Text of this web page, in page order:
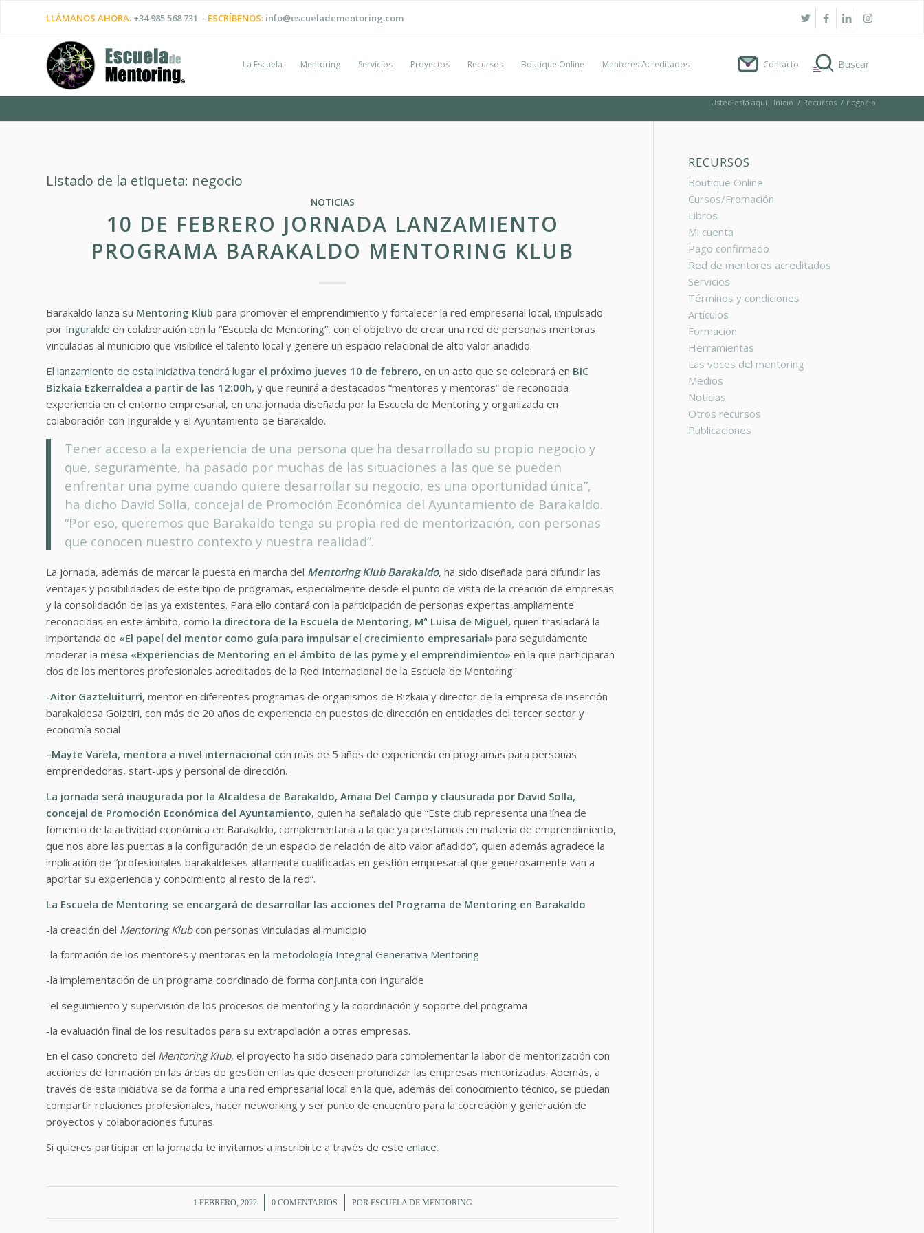
LLÁMANOS AHORA: +34 985 568 731 - ESCRÍBENOS: info@escueladementoring.com
La Escuela Mentoring Servicios Proyectos Recursos Boutique Online Mentores Acreditados Contacto
Usted está aquí: Inicio / Recursos / negocio
Listado de la etiqueta: negocio
NOTICIAS
10 DE FEBRERO JORNADA LANZAMIENTO
PROGRAMA BARAKALDO MENTORING KLUB
Barakaldo lanza su Mentoring Klub para promover el emprendimiento y fortalecer la red empresarial local, impulsado
por Inguralde en colaboración con la “Escuela de Mentoring”, con el objetivo de crear una red de personas mentoras
vinculadas al municipio que visibilice el talento local y genere un espacio relacional de alto valor añadido.
El lanzamiento de esta iniciativa tendrá lugar el próximo jueves 10 de febrero, en un acto que se celebrará en BIC
Bizkaia Ezkerraldea a partir de las 12:00h, y que reunirá a destacados “mentores y mentoras” de reconocida
experiencia en el entorno empresarial, en una jornada diseñada por la Escuela de Mentoring y organizada en
colaboración con Inguralde y el Ayuntamiento de Barakaldo.
Tener acceso a la experiencia de una persona que ha desarrollado su propio negocio y
que, seguramente, ha pasado por muchas de las situaciones a las que se pueden
enfrentar una pyme cuando quiere desarrollar su negocio, es una oportunidad única”,
ha dicho David Solla, concejal de Promoción Económica del Ayuntamiento de Barakaldo.
“Por eso, queremos que Barakaldo tenga su propia red de mentorización, con personas
que conocen nuestro contexto y nuestra realidad”.
La jornada, además de marcar la puesta en marcha del Mentoring Klub Barakaldo, ha sido diseñada para difundir las
ventajas y posibilidades de este tipo de programas, especialmente desde el punto de vista de la creación de empresas
y la consolidación de las ya existentes. Para ello contará con la participación de personas expertas ampliamente
reconocidas en este ámbito, como la directora de la Escuela de Mentoring, Mª Luisa de Miguel, quien trasladará la
importancia de «El papel del mentor como guía para impulsar el crecimiento empresarial» para seguidamente
moderar la mesa «Experiencias de Mentoring en el ámbito de las pyme y el emprendimiento» en la que participaran
dos de los mentores profesionales acreditados de la Red Internacional de la Escuela de Mentoring:
-Aitor Gazteluiturri, mentor en diferentes programas de organismos de Bizkaia y director de la empresa de inserción
barakaldesa Goiztiri, con más de 20 años de experiencia en puestos de dirección en entidades del tercer sector y
economía social
–Mayte Varela, mentora a nivel internacional con más de 5 años de experiencia en programas para personas
emprendedoras, start-ups y personal de dirección.
La jornada será inaugurada por la Alcaldesa de Barakaldo, Amaia Del Campo y clausurada por David Solla,
concejal de Promoción Económica del Ayuntamiento, quien ha señalado que “Este club representa una línea de
fomento de la actividad económica en Barakaldo, complementaria a la que ya prestamos en materia de emprendimiento,
que nos abre las puertas a la configuración de un espacio de relación de alto valor añadido”, quien además agradece la
implicación de “profesionales barakaldeses altamente cualificadas en gestión empresarial que generosamente van a
aportar su experiencia y conocimiento al resto de la red”.
La Escuela de Mentoring se encargará de desarrollar las acciones del Programa de Mentoring en Barakaldo
-la creación del Mentoring Klubcon personas vinculadas al municipio
-la formación de los mentores y mentoras en la metodología Integral Generativa Mentoring
-la implementación de un programa coordinado de forma conjunta con Inguralde
-el seguimiento y supervisión de los procesos de mentoring y la coordinación y soporte del programa
-la evaluación final de los resultados para su extrapolación a otras empresas.
En el caso concreto del Mentoring Klub, el proyecto ha sido diseñado para complementar la labor de mentorización con
acciones de formación en las áreas de gestión en las que deseen profundizar las empresas mentorizadas. Además, a
través de esta iniciativa se da forma a una red empresarial local en la que, además del conocimiento técnico, se puedan
compartir relaciones profesionales, hacer networking y ser punto de encuentro para la cocreación y generación de
proyectos y colaboraciones futuras.
Si quieres participar en la jornada te invitamos a inscribirte a través de este enlace.
1 FEBRERO, 2022
/ 0 COMENTARIOS
/ POR ESCUELA DE MENTORING
RECURSOS
Boutique Online
Cursos/Fromación
Libros
Mi cuenta
Pago confirmado
Red de mentores acreditados
Servicios
Términos y condiciones
Artículos
Formación
Herramientas
Las voces del mentoring
Medios
Noticias
Otros recursos
Publicaciones